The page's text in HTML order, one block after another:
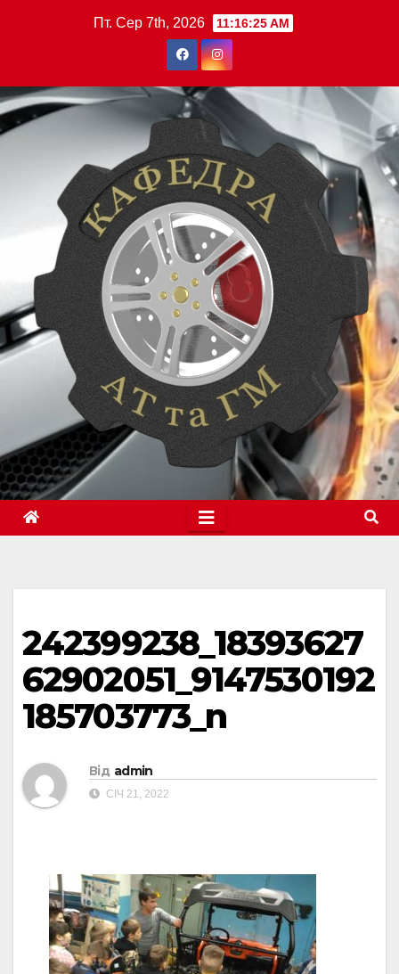
Пт. Сер 7th, 2026 11:16:26 AM
242399238_18393627
62902051_9147530192
185703773_n
Від admin
СІЧ 21, 2022